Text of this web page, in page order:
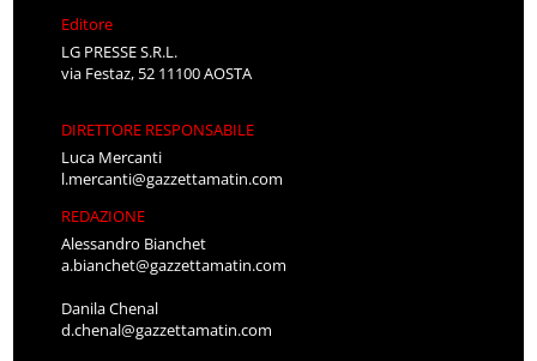
Editore
LG PRESSE S.R.L.
via Festaz, 52 11100 AOSTA
DIRETTORE RESPONSABILE
Luca Mercanti
l.mercanti@gazzettamatin.com
REDAZIONE
Alessandro Bianchet
a.bianchet@gazzettamatin.com
Danila Chenal
d.chenal@gazzettamatin.com